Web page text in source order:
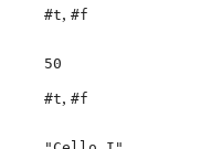
#t, #f
50
#t, #f